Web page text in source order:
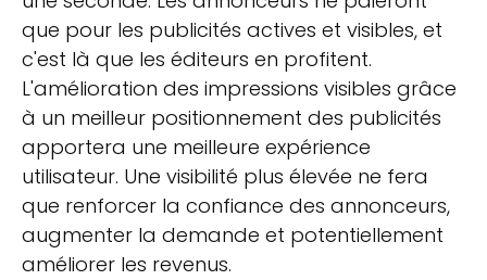
que pour les publicités actives et visibles, et
c'est là que les éditeurs en profitent.
L'amélioration des impressions visibles grâce
à un meilleur positionnement des publicités
apportera une meilleure expérience
utilisateur. Une visibilité plus élevée ne fera
que renforcer la confiance des annonceurs,
augmenter la demande et potentiellement
améliorer les revenus.